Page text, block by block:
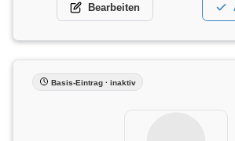
Bearbeiten
Basis-Eintrag · inaktiv